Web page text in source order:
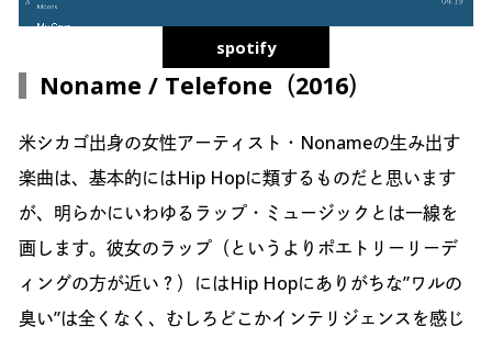
spotify
Noname / Telefone（2016）
米シカゴ出身の女性アーティスト・Nonameの生み出す
楽曲は、基本的にはHip Hopに類するものだと思います
が、明らかにいわゆるラップ・ミュージックとは一線を
画します。彼女のラップ（というよりポエトリーリーデ
ィングの方が近い？）にはHip Hopにありがちな”ワルの
臭い”は全くなく、むしろどこかインテリジェンスを感じ